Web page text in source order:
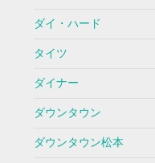
ダイ・ハード
タイツ
ダイナー
ダウンタウン
ダウンタウン松本